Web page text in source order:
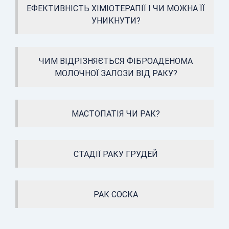
ЕФЕКТИВНІСТЬ ХІМІОТЕРАПІЇ І ЧИ МОЖНА ЇЇ
УНИКНУТИ?
ЧИМ ВІДРІЗНЯЄТЬСЯ ФІБРОАДЕНОМА
МОЛОЧНОЇ ЗАЛОЗИ ВІД РАКУ?
МАСТОПАТІЯ ЧИ РАК?
СТАДІЇ РАКУ ГРУДЕЙ
РАК СОСКА